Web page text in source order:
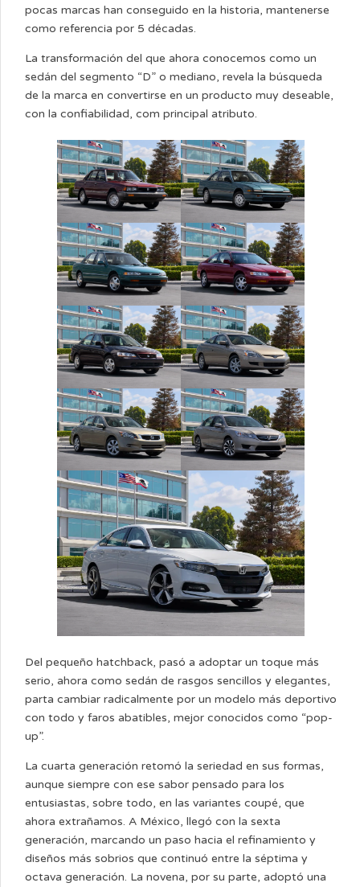
pocas marcas han conseguido en la historia, mantenerse
como referencia por 5 décadas.
La transformación del que ahora conocemos como un
sedán del segmento “D” o mediano, revela la búsqueda
de la marca en convertirse en un producto muy deseable,
con la confiabilidad, com principal atributo.
Del pequeño hatchback, pasó a adoptar un toque más
serio, ahora como sedán de rasgos sencillos y elegantes,
parta cambiar radicalmente por un modelo más deportivo
con todo y faros abatibles, mejor conocidos como “pop-
up”.
La cuarta generación retomó la seriedad en sus formas,
aunque siempre con ese sabor pensado para los
entusiastas, sobre todo, en las variantes coupé, que
ahora extrañamos. A México, llegó con la sexta
generación, marcando un paso hacia el refinamiento y
diseños más sobrios que continuó entre la séptima y
octava generación. La novena, por su parte, adoptó una